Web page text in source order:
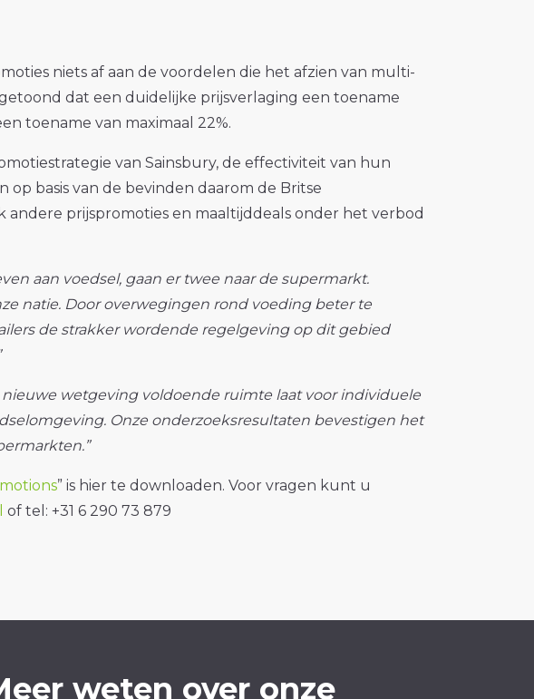
niets af aan de voordelen die het afzien van multi-
dat een duidelijke prijsverlaging een toename
toename van maximaal 22%.
van Sainsbury, de effectiviteit van hun
basis van de bevinden daarom de Britse
prijspromoties en maaltijddeals onder het verbod
aan voedsel, gaan er twee naar de supermarkt.
natie. Door overwegingen rond voeding beter te
de strakker wordende regelgeving op dit gebied
nieuwe wetgeving voldoende ruimte laat voor individuele
Onze onderzoeksresultaten bevestigen het
” is hier te downloaden. Voor vragen kunt u
of tel: +31 6 290 73 879
weten over onze